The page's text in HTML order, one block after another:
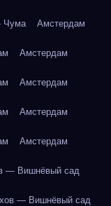
Чума Амстердам
Амстердам
Амстердам
Амстердам
Амстердам
— Вишнёвый сад
— Вишнёвый сад